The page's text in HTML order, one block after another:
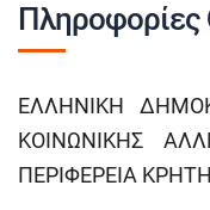
Πληροφορίες
ΕΛΛΗΝΙΚΗ
ΚΟΙΝΩΝΙΚΗΣ
ΠΕΡΙΦΕΡΕΙΑ